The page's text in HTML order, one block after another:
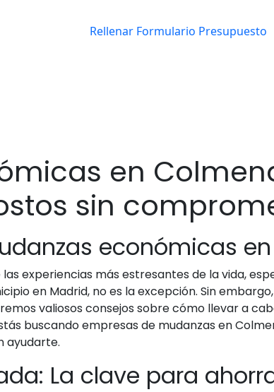
en
sin
económicas
las experiencias más estresantes de la vida,
en Madrid, no es la excepción. Sin
valiosos consejos sobre cómo llevar a
buscando empresas de mudanzas en
ayudarte.
La clave para